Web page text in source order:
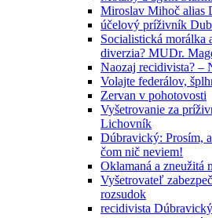
Miroslav Mihoč alias
účelový príživník
Socialistická morálka
diverzia? MUDr.
Naozaj recidivista? –
Volajte federálov,
Zervan v pohotovosti
Vyšetrovanie za
Lichovník
Dúbravický: Prosím,
čom nič neviem!
Oklamaná a zneužitá
Vyšetrovateľ
rozsudok
recidivista